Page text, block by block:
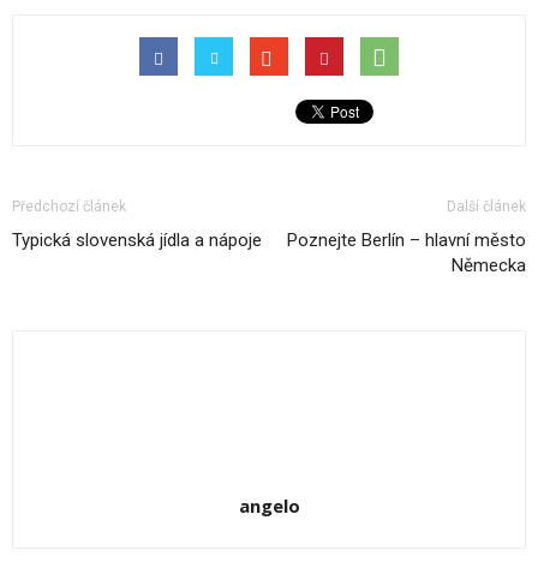
Předchozí článek
Typická slovenská jídla a nápoje
Další článek
Poznejte Berlín – hlavní město
Německa
angelo